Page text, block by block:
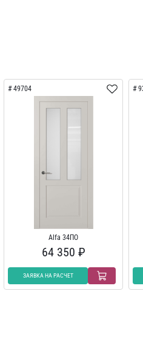
49704
Alfa 34ПО
64 350 ₽
ЗАЯВКА НА РАСЧЕТ